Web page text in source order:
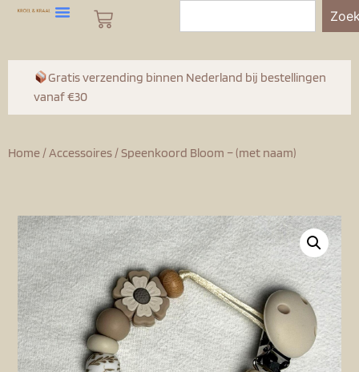
Gratis verzending binnen Nederland bij bestellingen
vanaf €30
Home/Accessoires/ Speenkoord Bloom – (met naam)